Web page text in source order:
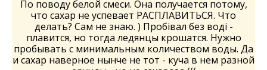
По поводу белой смеси. Она получается потому,
что сахар не успевает РАСПЛАВИТЬСЯ. Что
делать? Сам не знаю. ) Пробівал без воді -
плавится, но тогда ледянцы крошатся. Нужно
пробывать с минимальным количеством воды. Да
и сахар наверное нынче не тот - куча в нем разной